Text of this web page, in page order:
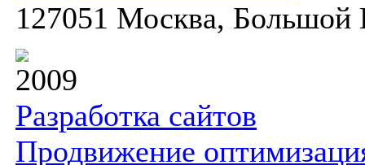
127051 Москва, Большой
2009
Разработка сайтов
Продвижение